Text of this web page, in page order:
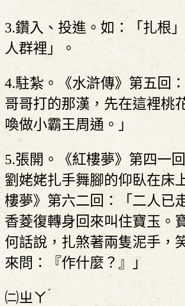
3.鑽入、投進。如：「扎根
人群裡」。
4.駐紮。《水滸傳》第五回
哥哥打的那漢，先在這裡桃
喚做小霸王周通。」
5.張開。《紅樓夢》第四一
劉姥姥扎手舞腳的仰臥在床
樓夢》第六二回：「二人已
香菱復轉身回來叫住寶玉。
何話說，扎煞著兩隻泥手，
來問：『作什麼？』」
㈡ㄓㄚˊ